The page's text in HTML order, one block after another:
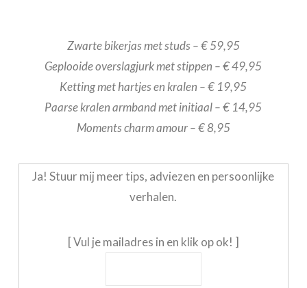
Zwarte bikerjas met studs – € 59,95
Geplooide overslagjurk met stippen – € 49,95
Ketting met hartjes en kralen – € 19,95
Paarse kralen armband met initiaal – € 14,95
Moments charm amour – € 8,95
Ja! Stuur mij meer tips, adviezen en persoonlijke
verhalen.
[ Vul je mailadres in en klik op ok! ]